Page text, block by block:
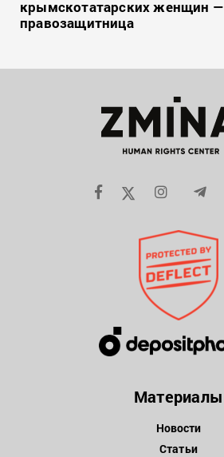
крымскотатарских женщин —
правозащитница
Материалы
Новости
Статьи